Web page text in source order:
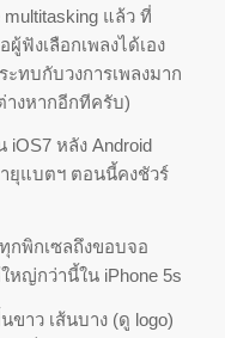
แล้ว ที่
ฟังเลือกเพลงได้เอง
ะทบกับวงการเพลงมาก
างหากอีกทีครับ)
iOS7 หลัง Android
ยุแบตฯ ตอนนี้คงชัวร์
กพิกเซลถึงขอบจอ
หญ่กว่านี้ใน iPhone 5s
ขาว เส้นบาง (ดู logo)